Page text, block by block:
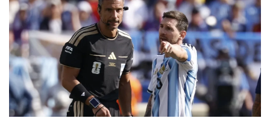
06. 08. 2026 06:38
Da li je genetika zaslužna za rađanje blizanaca? Istina o
naslednim faktorima i blizanačkoj trudnoći